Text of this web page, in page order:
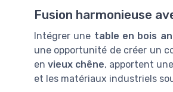
Fusion harmonieuse
Intégrer une table en bois
une opportunité de créer un
envieux chêne, apportent
et les matériaux industriels